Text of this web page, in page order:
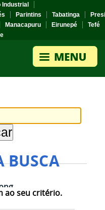
Industrial
Parintins Tabatinga
Manacapuru Eirunepé
Tefé
BUSCA
ao seu critério.